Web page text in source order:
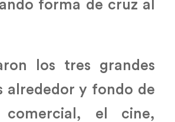
forma de cruz al
los tres grandes
alrededor y fondo de
comercial, el cine,